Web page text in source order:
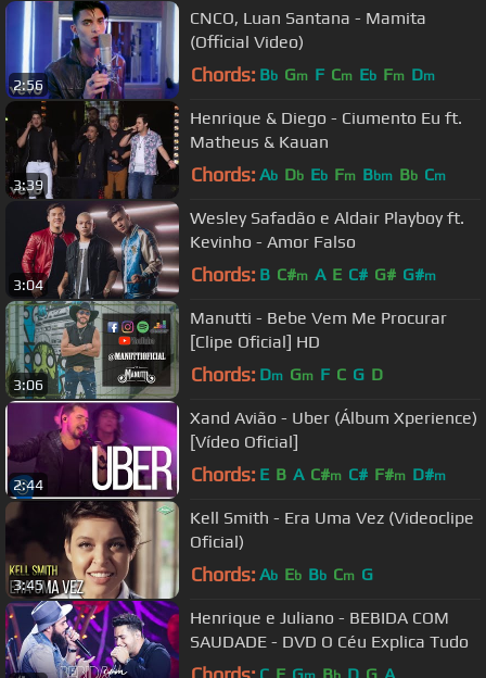
2:56
CNCO, Luan Santana - Mamita
(Official Video)
Chords: Bb Gm F Cm Eb Fm Dm
3:39
Henrique & Diego - Ciumento Eu ft.
Matheus & Kauan
Chords: Ab Db Eb Fm Bbm Bb Cm
3:04
Wesley Safadão e Aldair Playboy ft.
Kevinho - Amor Falso
Chords: B C#m A E C# G# G#m
3:06
Manutti - Bebe Vem Me Procurar
[Clipe Oficial] HD
Chords: Dm Gm F C G D
2:44
Xand Avião - Uber (Álbum Xperience)
[Vídeo Oficial]
Chords: E B A C#m C# F#m D#m
3:45
Kell Smith - Era Uma Vez (Videoclipe
Oficial)
Chords: Ab Eb Bb Cm G
Henrique e Juliano - BEBIDA COM
SAUDADE - DVD O Céu Explica Tudo
C F G B D G A